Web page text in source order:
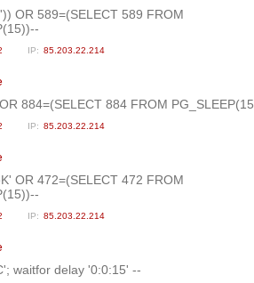
OR 589=(SELECT 589 FROM
85.203.22.214
884=(SELECT 884 FROM
85.203.22.214
OR 472=(SELECT 472 FROM
85.203.22.214
waitfor delay '0:0:15' --